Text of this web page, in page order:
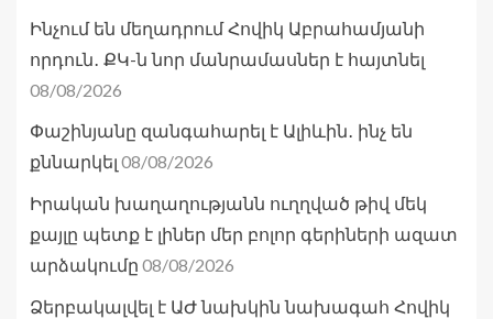
Ինչում են մեղադրում Հովիկ Աբրահամյանի
որդուն․ ՔԿ-ն նոր մանրամասներ է հայտնել
08/08/2026
Փաշինյանը զանգահարել է Ալիևին․ ինչ են
քննարկել 08/08/2026
Իրական խաղաղությանն ուղղված թիվ մեկ
քայլը պետք է լիներ մեր բոլոր գերիների ազատ
արձակումը 08/08/2026
Ձերբակալվել է ԱԺ նախկին նախագահ Հովիկ